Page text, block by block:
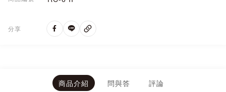
分享
商品介紹 問與答 評論